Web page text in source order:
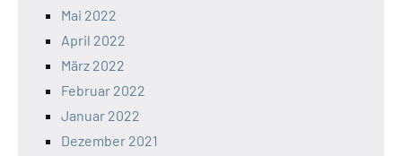
Mai 2022
April 2022
März 2022
Februar 2022
Januar 2022
Dezember 2021